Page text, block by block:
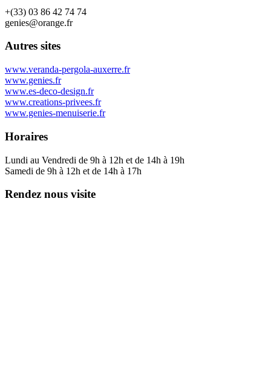
+(33) 03 86 42 74 74
genies@orange.fr
Autres sites
www.veranda-pergola-auxerre.fr
www.genies.fr
www.es-deco-design.fr
www.creations-privees.fr
www.genies-menuiserie.fr
Horaires
Lundi au Vendredi de 9h à 12h et de 14h à 19h
Samedi de 9h à 12h et de 14h à 17h
Rendez nous visite